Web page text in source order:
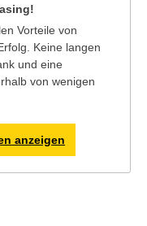
Vorteile von
Keine langen
und eine
von wenigen
anzeigen